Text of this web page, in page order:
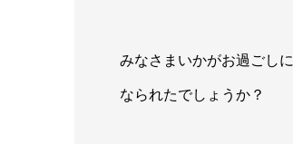
みなさまいかがお過ごしに
なられたでしょうか？